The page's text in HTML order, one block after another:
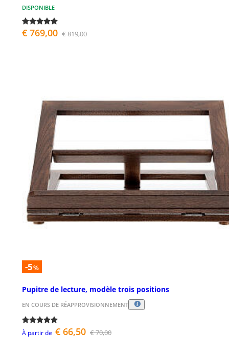
DISPONIBLE
€ 769,00 € 819,00
-5%
Pupitre de lecture, modèle trois positions
EN COURS DE RÉAPPROVISIONNEMENT
À partir de € 66,50 € 70,00